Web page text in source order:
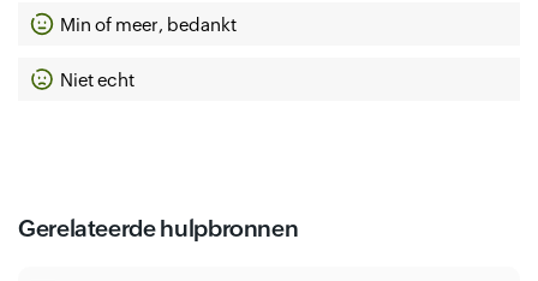
Min of meer, bedankt
Niet echt
Gerelateerde hulpbronnen